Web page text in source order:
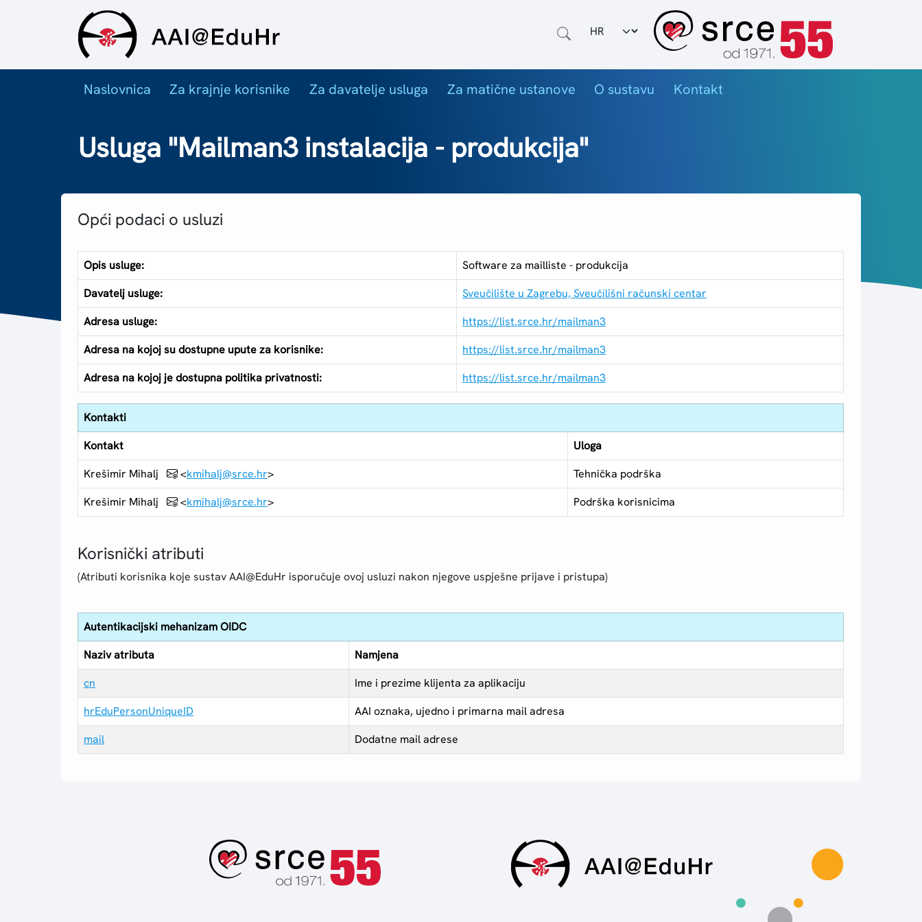
Odabir jezika
Naslovnica Za krajnje korisnike Za davatelje usluga Za matične ustanove O sustavu Kontakt
Usluga "Mailman3 instalacija - produkcija"
Opći podaci o usluzi
Opis usluge:
Software za mailliste - produkcija
Davatelj usluge:
Sveučilište u Zagrebu, Sveučilišni računski centar
Adresa usluge:
https://list.srce.hr/mailman3
Adresa na kojoj su dostupne upute za korisnike:
https://list.srce.hr/mailman3
Adresa na kojoj je dostupna politika privatnosti:
https://list.srce.hr/mailman3
Kontakti
Kontakt
Uloga
Krešimir Mihalj
<kmihalj@srce.hr>
Tehnička podrška
Krešimir Mihalj
<kmihalj@srce.hr> Podrška korisnicima
Korisnički atributi
(Atributi korisnika koje sustav AAI@EduHr isporučuje ovoj usluzi nakon njegove uspješne prijave i pristupa)
Autentikacijski mehanizam OIDC
Naziv atributa
Namjena
cn
Ime i prezime klijenta za aplikaciju
hrEduPersonUniqueID
AAI oznaka, ujedno i primarna mail adresa
mail
Dodatne mail adrese